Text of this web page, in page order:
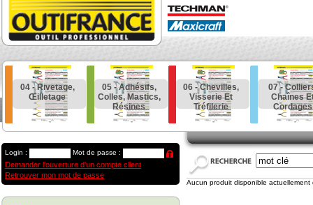
04 - Rivetage,
Œilletage
05 - Adhésifs,
Colles, Mastics,
Résines
06 - Chevilles,
Visserie Et
Tréfilerie
07 -
Chaînes
Cordages
Login : Mot de passe :
Demander l'ouverture d'un compte client
Retrouver mon mot de passe
Aucun produit disponible actuellement